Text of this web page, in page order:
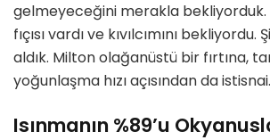
gelmeyeceğini merakla
fıçısı vardı ve kıvılcımını bekliyordu.
aldık. Milton olağanüstü bir fırtına,
yoğunlaşma hızı açısından da
Isınmanın %89’u